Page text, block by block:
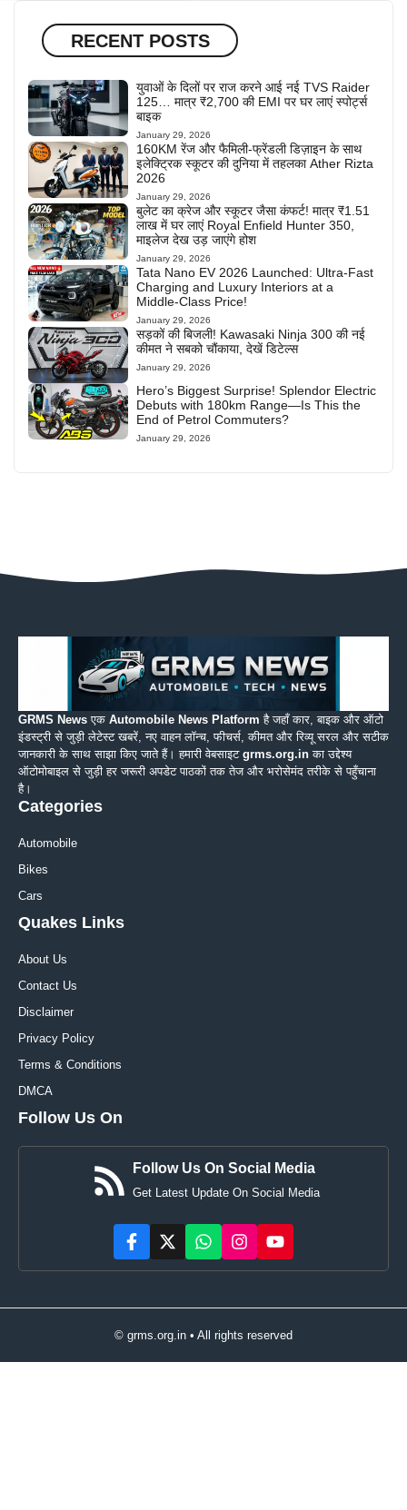
RECENT POSTS
युवाओं के दिलों पर राज करने आई नई TVS Raider
125… मात्र ₹2,700 की EMI पर घर लाएं स्पोर्ट्स
बाइक
January 29, 2026
160KM रेंज और फैमिली-फ्रेंडली डिज़ाइन के साथ
इलेक्ट्रिक स्कूटर की दुनिया में तहलका Ather Rizta
2026
January 29, 2026
बुलेट का क्रेज और स्कूटर जैसा कंफर्ट! मात्र ₹1.51
लाख में घर लाएं Royal Enfield Hunter 350,
माइलेज देख उड़ जाएंगे होश
January 29, 2026
Tata Nano EV 2026 Launched: Ultra-Fast
Charging and Luxury Interiors at a
Middle-Class Price!
January 29, 2026
सड़कों की बिजली! Kawasaki Ninja 300 की नई
कीमत ने सबको चौंकाया, देखें डिटेल्स
January 29, 2026
Hero’s Biggest Surprise! Splendor Electric
Debuts with 180km Range—Is This the
End of Petrol Commuters?
January 29, 2026
GRMS News एक Automobile News Platform है जहाँ कार, बाइक और ऑटो
इंडस्ट्री से जुड़ी लेटेस्ट खबरें, नए वाहन लॉन्च, फीचर्स, कीमत और रिव्यू सरल और सटीक
जानकारी के साथ साझा किए जाते हैं। हमारी वेबसाइट grms.org.in का उद्देश्य
ऑटोमोबाइल से जुड़ी हर जरूरी अपडेट पाठकों तक तेज और भरोसेमंद तरीके से पहुँचाना
है।
Categories
Automobile
Bikes
Cars
Quakes Links
About Us
Contact Us
Disclaimer
Privacy Policy
Terms & Conditions
DMCA
Follow Us On
Follow Us On Social Media
Get Latest Update On Social Media
© grms.org.in • All rights reserved